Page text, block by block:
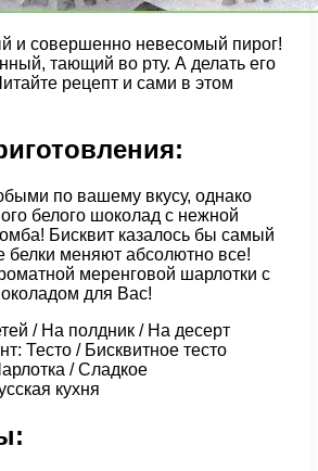
и совершенно невесомый пирог!
тающий во рту. А делать его
рецепт и сами в этом
по вашему вкусу, однако
белого шоколад с нежной
Бисквит казалось бы самый
белки меняют абсолютно все!
меренговой шарлотки с
для Вас!
/ На полдник / На десерт
Тесто / Бисквитное тесто
/ Сладкое
кухня